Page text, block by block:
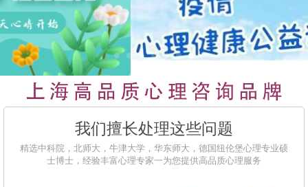
我们擅长处理这些问题
精选中科院，北师大，牛津大学，华东师大，德国纽伦堡心理专业硕
士博士，经验丰富心理专家一为您提供高品质心理服务